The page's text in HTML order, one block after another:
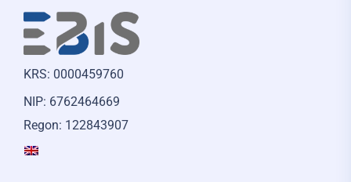
KRS: 0000459760
NIP: 6762464669
Regon: 122843907